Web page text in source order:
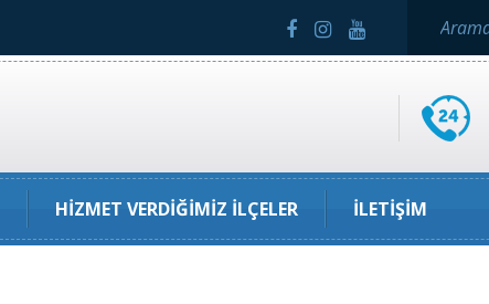
HIZMET VERDIĞIMIZ İLÇELER İLETIŞIM